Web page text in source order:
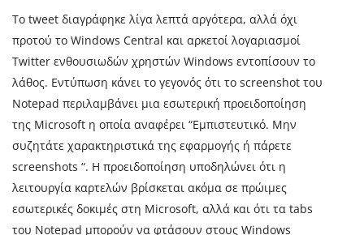
Το tweet διαγράφηκε λίγα λεπτά αργότερα, αλλά όχι
προτού το Windows Central και αρκετοί λογαριασμοί
Twitter ενθουσιωδών χρηστών Windows εντοπίσουν το
λάθος. Εντύπωση κάνει το γεγονός ότι το screenshot του
Notepad περιλαμβάνει μια εσωτερική προειδοποίηση
της Microsoft η οποία αναφέρει “Εμπιστευτικό. Μην
συζητάτε χαρακτηριστικά της εφαρμογής ή πάρετε
screenshots “. Η προειδοποίηση υποδηλώνει ότι η
λειτουργία καρτελών βρίσκεται ακόμα σε πρώιμες
εσωτερικές δοκιμές στη Microsoft, αλλά και ότι τα tabs
του Notepad μπορούν να φτάσουν στους Windows